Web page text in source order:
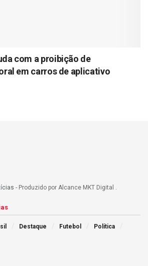
com a proibição de
em carros de aplicativo
- Produzido por Alcance MKT Digital .
Destaque Futebol
Política